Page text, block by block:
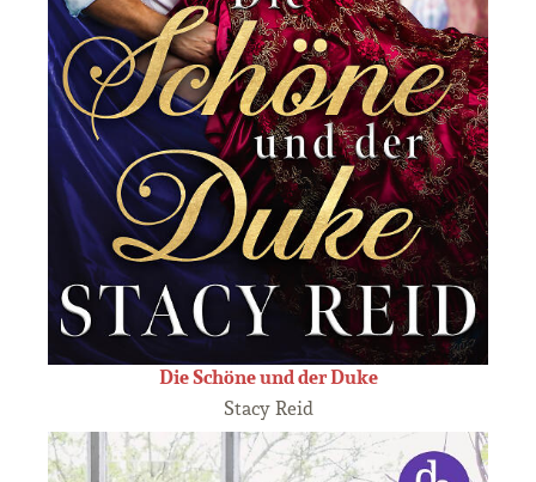
Die Schöne und der Duke
Stacy Reid